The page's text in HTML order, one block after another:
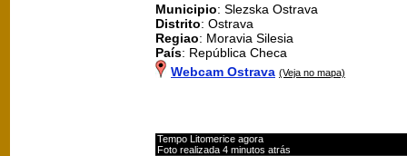
Municipio: Slezska Ostrava
Distrito: Ostrava
Regiao: Moravia Silesia
País: República Checa
Webcam Ostrava (Veja no mapa)
Tempo Litomerice agora
Foto realizada 4 minutos atrás